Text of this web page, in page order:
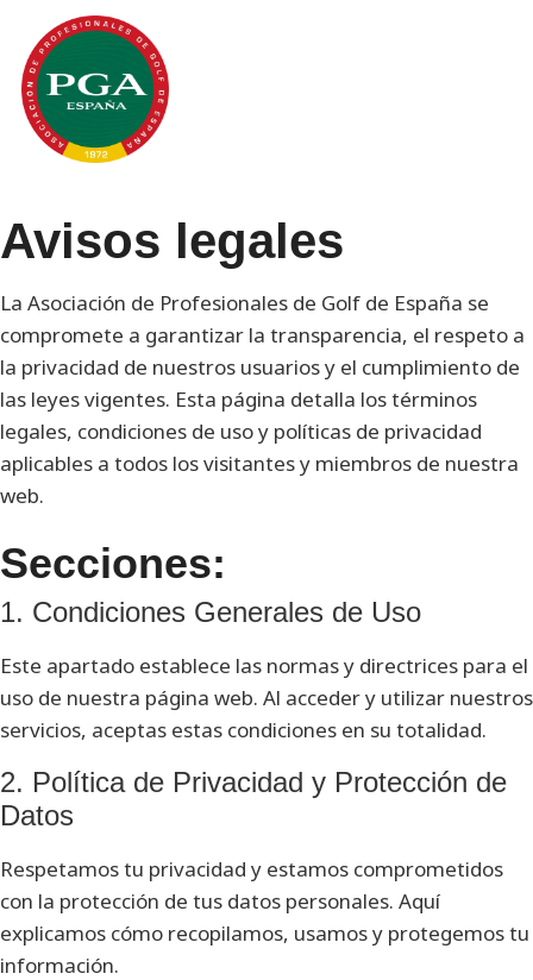
Avisos legales
La Asociación de Profesionales de Golf de España se
compromete a garantizar la transparencia, el respeto a
la privacidad de nuestros usuarios y el cumplimiento de
las leyes vigentes. Esta página detalla los términos
legales, condiciones de uso y políticas de privacidad
aplicables a todos los visitantes y miembros de nuestra
web.
Secciones:
1. Condiciones Generales de Uso
Este apartado establece las normas y directrices para el
uso de nuestra página web. Al acceder y utilizar nuestros
servicios, aceptas estas condiciones en su totalidad.
2. Política de Privacidad y Protección de
Datos
Respetamos tu privacidad y estamos comprometidos
con la protección de tus datos personales. Aquí
explicamos cómo recopilamos, usamos y protegemos tu
información.